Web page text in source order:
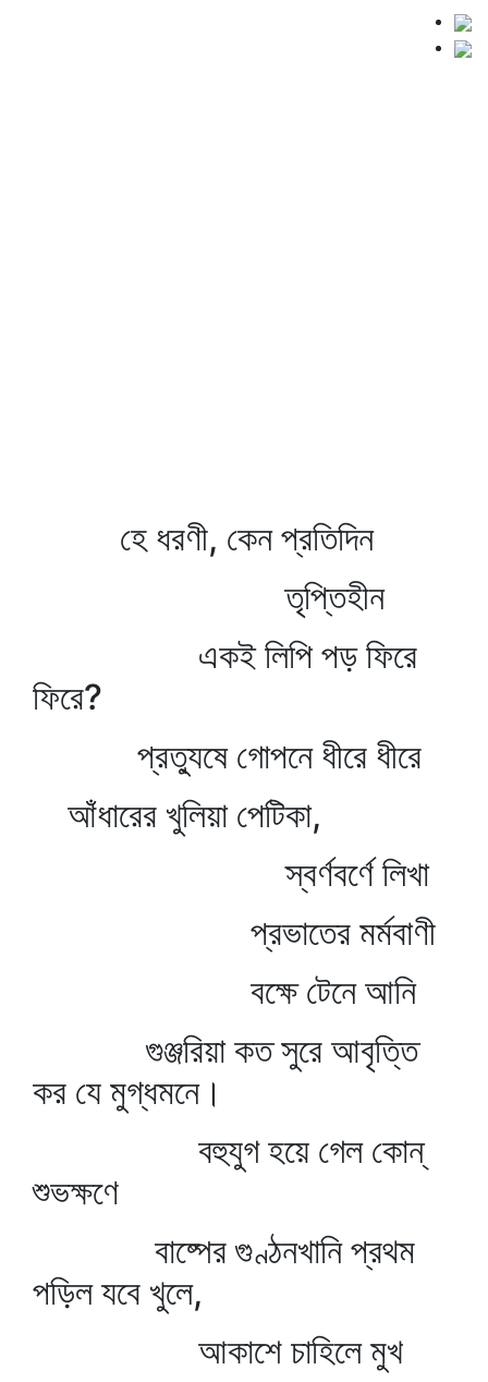
হে ধরণী, কেন প্রতিদিন
তৃপ্তিহীন
একই লিপি পড় ফিরে
ফিরে?
প্রত্যুষে গোপনে ধীরে ধীরে
আঁধারের খুলিয়া পেটিকা,
স্বর্ণবর্ণে লিখা
প্রভাতের মর্মবাণী
বক্ষে টেনে আনি
গুঞ্জরিয়া কত সুরে আবৃত্তি
কর যে মুগ্ধমনে।
বহুযুগ হয়ে গেল কোন্‌
শুভক্ষণে
বাষ্পের গুণ্ঠনখানি প্রথম
পড়িল যবে খুলে,
আকাশে চাহিলে মুখ